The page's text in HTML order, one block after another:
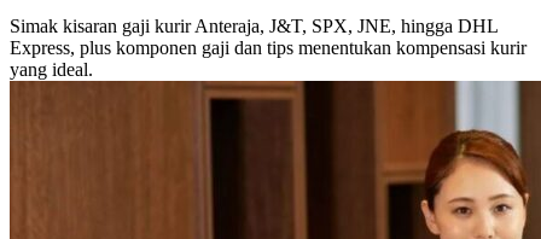
Simak kisaran gaji kurir Anteraja, J&T, SPX, JNE, hingga DHL
Express, plus komponen gaji dan tips menentukan kompensasi kurir
yang ideal.